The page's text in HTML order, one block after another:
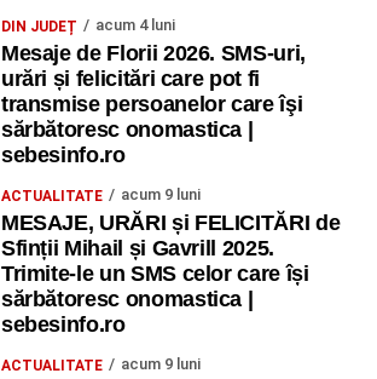
DIN JUDEȚ acum 4 luni
Mesaje de Florii 2026. SMS-uri,
urări și felicitări care pot fi
transmise persoanelor care îşi
sărbătoresc onomastica |
sebesinfo.ro
ACTUALITATE acum 9 luni
MESAJE, URĂRI și FELICITĂRI de
Sfinții Mihail și Gavrill 2025.
Trimite-le un SMS celor care își
sărbătoresc onomastica |
sebesinfo.ro
ACTUALITATE acum 9 luni